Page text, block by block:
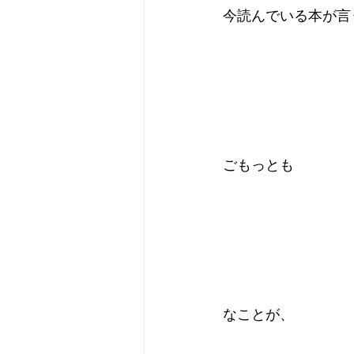
今読んでいる本が言
ごもっとも
なことが、